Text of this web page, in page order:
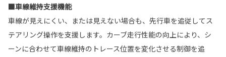
■車線維持支援機能
車線が見えにくい、または見えない場合も、先行車を追従してス
テアリング操作を支援します。カーブ走行性能の向上により、シ
ーンに合わせて車線維持のトレース位置を変化させる制御を追